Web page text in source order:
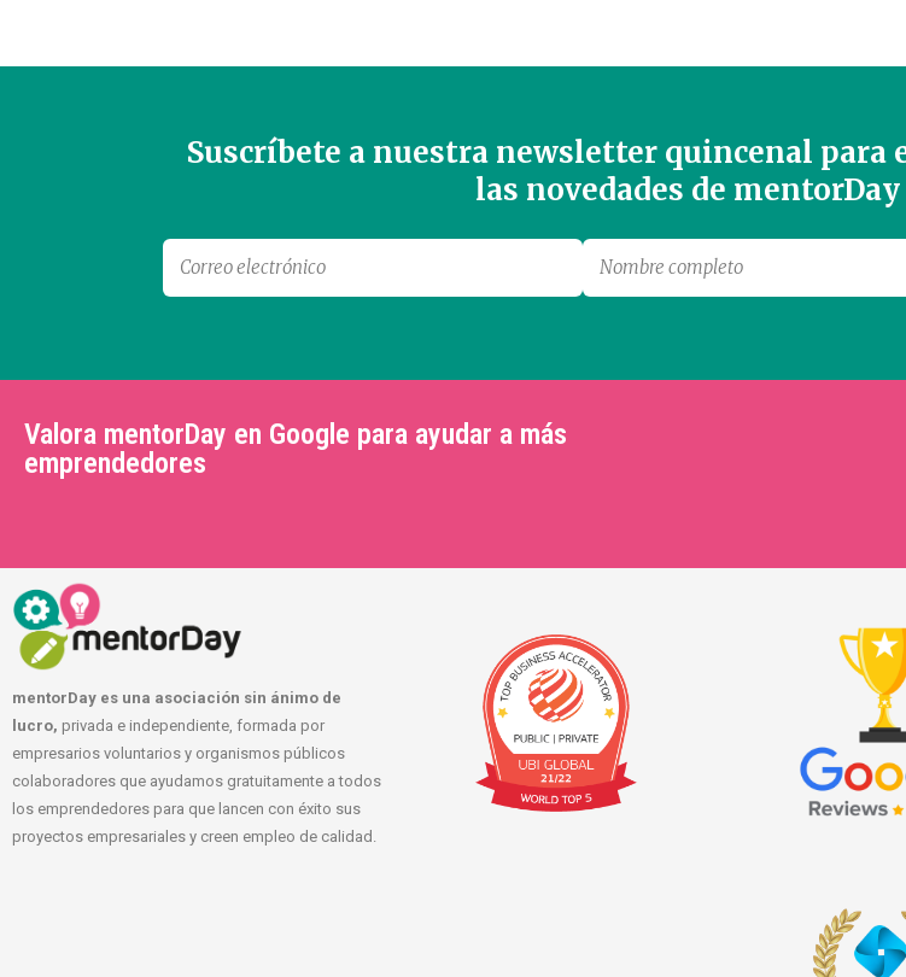
Suscríbete a nuestra newsletter quincenal para
las novedades de mentorDay
Valora mentorDay en Google para ayudar a más
emprendedores
mentorDay es una asociación sin ánimo de
lucro, privada e independiente, formada por
empresarios voluntarios y organismos públicos
colaboradores que ayudamos gratuitamente a todos
los emprendedores para que lancen con éxito sus
proyectos empresariales y creen empleo de calidad.